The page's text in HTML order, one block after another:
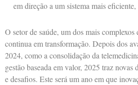
em direção a um sistema mais eficiente,
O setor de saúde, um dos mais complexos
continua em transformação. Depois dos
2024, como a consolidação da
gestão baseada em valor, 2025 traz novas
e desafios. Este será um ano em que